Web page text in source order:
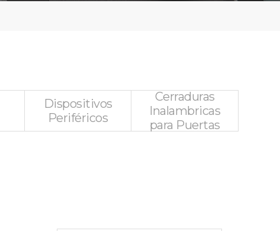
Dispositivos
Periféricos
Cerraduras
Inalambricas
para Puertas